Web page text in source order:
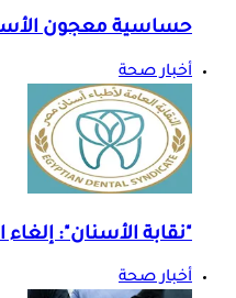
حساسية معجون
أخبار صحة
"نقابة الأسنان":
أخبار صحة